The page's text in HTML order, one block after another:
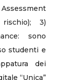
3)
sono
studenti e
dei
“Unica”